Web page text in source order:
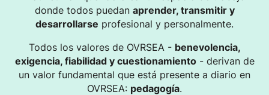
donde todos puedan aprender, transmitir y
desarrollarse profesional y personalmente.
Todos los valores de OVRSEA - benevolencia,
exigencia, fiabilidad y cuestionamiento- derivan de
un valor fundamental que está presente a diario en
OVRSEA: pedagogía.